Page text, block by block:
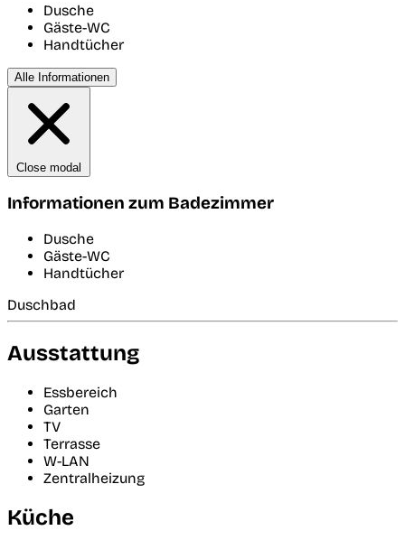
Dusche
Gäste-WC
Handtücher
Alle Informationen
Close modal
Informationen zum Badezimmer
Dusche
Gäste-WC
Handtücher
Duschbad
Ausstattung
Essbereich
Garten
TV
Terrasse
W-LAN
Zentralheizung
Küche